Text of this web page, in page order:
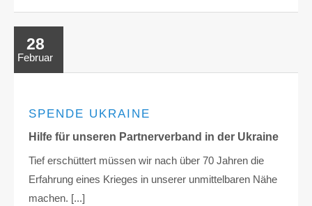
28
Februar
SPENDE UKRAINE
Hilfe für unseren Partnerverband in der Ukraine
Tief erschüttert müssen wir nach über 70 Jahren die
Erfahrung eines Krieges in unserer unmittelbaren Nähe
machen. [...]